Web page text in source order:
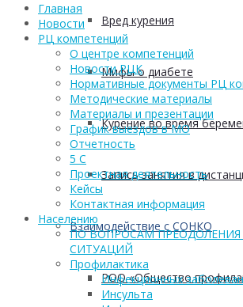
Вред курения
Мифы о диабете
Курение во время
Запись занятия в
Взаимодействие с СОНКО
РОО «Общество
Главная
Новости
РЦ компетенций
О центре компетенций
Новости РЦК
Нормативные документы РЦ
Методические материалы
Материалы и презентации
График выездов в МО
Отчетность
5 С
Проектная деятельность
Кейсы
Контактная информация
Населению
ПО ВОПРОСАМ
СИТУАЦИЙ
Профилактика
Инфекционных
Инсульта